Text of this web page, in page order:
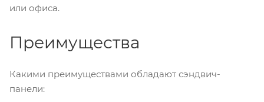
или офиса.
Преимущества
Какими преимуществами обладают сэндвич-
панели: